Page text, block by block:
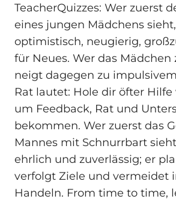
TeacherQuizzes: Wer zuerst
eines jungen Mädchens
optimistisch, neugierig,
für Neues. Wer das Mädchen
neigt dagegen zu
Rat lautet: Hole dir öfter Hilfe
um Feedback, Rat und
bekommen. Wer zuerst das
Mannes mit Schnurrbart
ehrlich und zuverlässig; er
verfolgt Ziele und vermeidet
Handeln. From time to time,